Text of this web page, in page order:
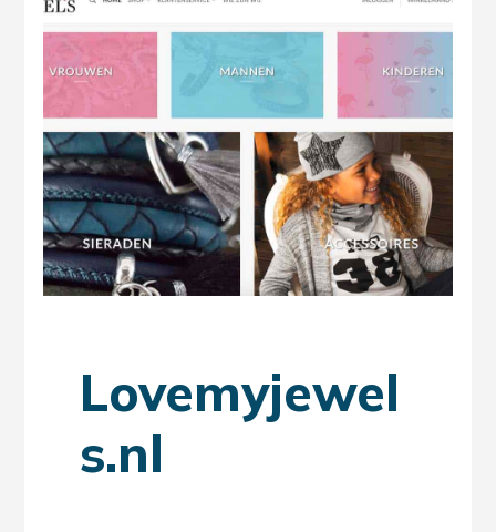
Lovemyjewel
s.nl